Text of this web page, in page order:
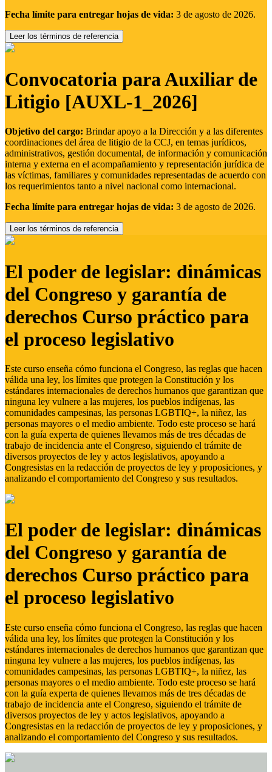
Fecha límite para entregar hojas de vida: 3 de agosto de 2026.
Leer los términos de referencia
Convocatoria para Auxiliar de
Litigio [AUXL-1_2026]
Objetivo del cargo: Brindar apoyo a la Dirección y a las diferentes
coordinaciones del área de litigio de la CCJ, en temas jurídicos,
administrativos, gestión documental, de información y comunicación
interna y externa en el acompañamiento y representación jurídica de
las víctimas, familiares y comunidades representadas de acuerdo con
los requerimientos tanto a nivel nacional como internacional.
Fecha límite para entregar hojas de vida: 3 de agosto de 2026.
Leer los términos de referencia
El poder de legislar: dinámicas
del Congreso y garantía de
derechos Curso práctico para
el proceso legislativo
Este curso enseña cómo funciona el Congreso, las reglas que hacen
válida una ley, los límites que protegen la Constitución y los
estándares internacionales de derechos humanos que garantizan que
ninguna ley vulnere a las mujeres, los pueblos indígenas, las
comunidades campesinas, las personas LGBTIQ+, la niñez, las
personas mayores o el medio ambiente. Todo este proceso se hará
con la guía experta de quienes llevamos más de tres décadas de
trabajo de incidencia ante el Congreso, siguiendo el trámite de
diversos proyectos de ley y actos legislativos, apoyando a
Congresistas en la redacción de proyectos de ley y proposiciones, y
analizando el comportamiento del Congreso y sus resultados.
El poder de legislar: dinámicas
del Congreso y garantía de
derechos Curso práctico para
el proceso legislativo
Este curso enseña cómo funciona el Congreso, las reglas que hacen
válida una ley, los límites que protegen la Constitución y los
estándares internacionales de derechos humanos que garantizan que
ninguna ley vulnere a las mujeres, los pueblos indígenas, las
comunidades campesinas, las personas LGBTIQ+, la niñez, las
personas mayores o el medio ambiente. Todo este proceso se hará
con la guía experta de quienes llevamos más de tres décadas de
trabajo de incidencia ante el Congreso, siguiendo el trámite de
diversos proyectos de ley y actos legislativos, apoyando a
Congresistas en la redacción de proyectos de ley y proposiciones, y
analizando el comportamiento del Congreso y sus resultados.